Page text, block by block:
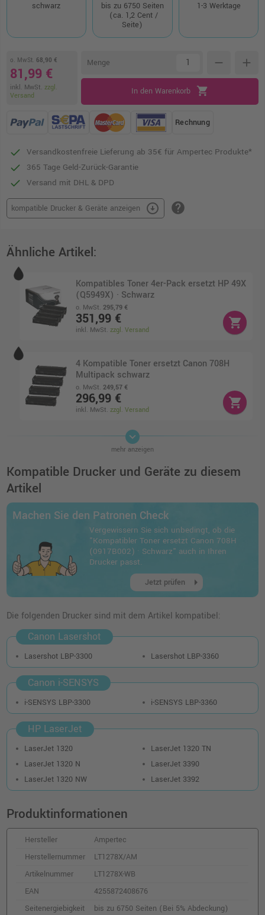
schwarz
bis zu 6750 Seiten
(ca. 1,2 Cent /
Seite)
1-3 Werktage
o. MwSt. 68,90 €
81,99 €
inkl. MwSt. zzgl.
Versand
Menge remove add
In den Warenkorb shopping_cart
Rechnung
Versandkostenfreie Lieferung ab 35€ für Ampertec Produkte*
365 Tage Geld-Zurück-Garantie
Versand mit DHL & DPD
kompatible Drucker & Geräte anzeigen arrow_circle_down help
Ähnliche Artikel:
Kompatibles Toner 4er-Pack ersetzt HP 49X
(Q5949X) · Schwarz
o. MwSt. 295,79 €
351,99 €
inkl. MwSt.zzgl. Versand
shopping_cart
4 Kompatible Toner ersetzt Canon 708H
Multipack schwarz
o. MwSt. 249,57 €
296,99 €
inkl. MwSt.zzgl. Versand
shopping_cart
Kompatibler Toner ersetzt Canon 0266B002
708 schwarz
o. MwSt.
34,99 €
49X (Q5949XD) · Schwarz
o. MwSt.73,94 €
87,99 €
(Q5949X) · Schwarz
97,98 €
keyboard_arrow_down
mehr anzeigen
Kompatible Drucker und Geräte zu diesem
Artikel
Machen Sie den Patronen Check
Vergewissern Sie sich unbedingt, ob die
"Kompatibler Toner ersetzt Canon 708H
(0917B002) · Schwarz" auch in Ihren
Drucker passt.
Jetzt prüfen arrow_right
Die folgenden Drucker sind mit dem Artikel kompatibel:
Canon Lasershot
Lasershot LBP-3300 Lasershot LBP-3360
Canon i-SENSYS
i-SENSYS LBP-3300 i-SENSYS LBP-3360
HP LaserJet
LaserJet 1320
LaserJet 1320 N
LaserJet 1320 NW
LaserJet 1320 TN
LaserJet 3390
LaserJet 3392
Produktinformationen
Hersteller
Ampertec
Herstellernummer
LT1278X/AM
Artikelnummer
LT1278X-WB
EAN
4255872408676
Seitenergiebigkeit
bis zu 6750 Seiten (Bei 5% Abdeckung)